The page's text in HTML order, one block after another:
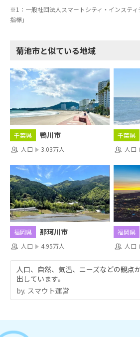
※1：一般社団法人スマートシティ・インステ
指標」
菊池市と似ている地域
千葉県 鴨川市
人口 3.03万人
千葉県
人口
福岡県 那珂川市
人口 4.95万人
福岡県
人口
人口、自然、気温、ニーズなどの観点
出しています。
by.︎ スマウト運営